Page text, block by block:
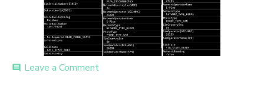
comment Leave a Commenton